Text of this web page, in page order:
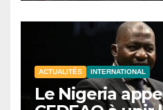
ACTUALITÉS INTERNATIONAL
Le Nigeria